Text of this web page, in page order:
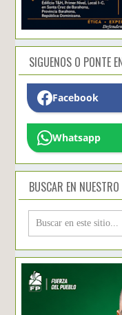
SIGUENOS O PONTE
Facebook
Whatsapp
BUSCAR EN NUESTRO